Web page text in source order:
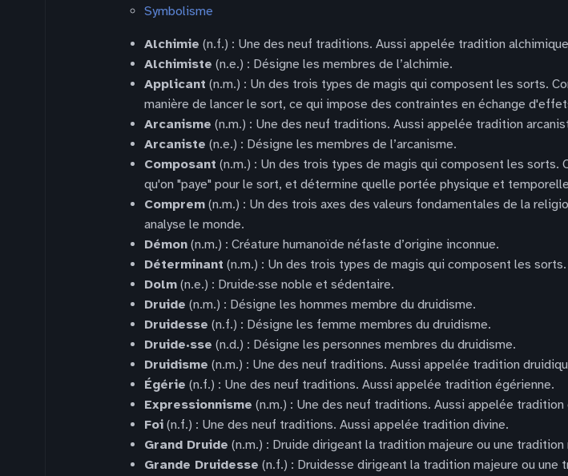
Symbolisme
Alchimie (n.f.) : Une des neuf traditions. Aussi appelée tradition
Alchimiste (n.e.) : Désigne les membres de l’alchimie.
Applicant (n.m.) : Un des trois types de magis qui composent les sorts.
manière de lancer le sort, ce qui impose des contraintes en échange
Arcanisme (n.m.) : Une des neuf traditions. Aussi appelée tradition
Arcaniste (n.e.) : Désigne les membres de l’arcanisme.
Composant (n.m.) : Un des trois types de magis qui composent les sorts.
qu'on "paye" pour le sort, et détermine quelle portée physique et
Comprem (n.m.) : Un des trois axes des valeurs fondamentales de la
analyse le monde.
Démon (n.m.) : Créature humanoïde néfaste d’origine inconnue.
Déterminant (n.m.) : Un des trois types de magis qui composent les
Dolm (n.e.) : Druide·sse noble et sédentaire.
Druide (n.m.) : Désigne les hommes membre du druidisme.
Druidesse (n.f.) : Désigne les femme membres du druidisme.
Druide·sse (n.d.) : Désigne les personnes membres du druidisme.
Druidisme (n.m.) : Une des neuf traditions. Aussi appelée tradition
Égérie (n.f.) : Une des neuf traditions. Aussi appelée tradition égérienne.
Expressionnisme (n.m.) : Une des neuf traditions. Aussi appelée
Foi (n.f.) : Une des neuf traditions. Aussi appelée tradition divine.
Grand Druide (n.m.) : Druide dirigeant la tradition majeure ou une tradition
Grande Druidesse (n.f.) : Druidesse dirigeant la tradition majeure ou une